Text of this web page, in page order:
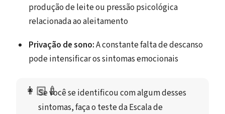
produção de leite ou pressão psicológica
relacionada ao aleitamento
Privação de sono:A constante falta de descanso
pode intensificar os sintomas emocionais
👩🏻‍🍼
Se você se identificou com algum desses
sintomas, faça o teste da Escala de